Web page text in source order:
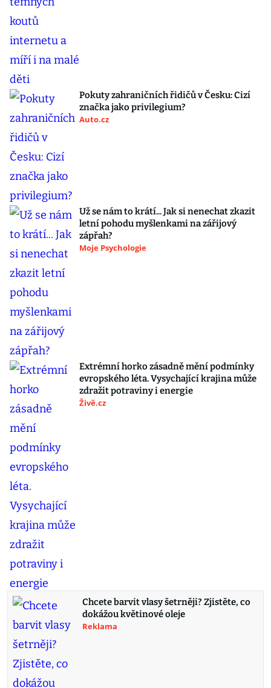
Pokuty zahraničních řidičů v Česku: Cizí
značka jako privilegium?
Auto.cz
Už se nám to krátí... Jak si nenechat zkazit
letní pohodu myšlenkami na zářijový
zápřah?
Moje Psychologie
Extrémní horko zásadně mění podmínky
evropského léta. Vysychající krajina může
zdražit potraviny i energie
Živě.cz
Chcete barvit vlasy šetrněji? Zjistěte, co
dokážou květinové oleje
Reklama